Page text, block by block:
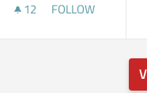
12 12 FOLLOWERS
FOLLOW
ATTIVITÀ DI